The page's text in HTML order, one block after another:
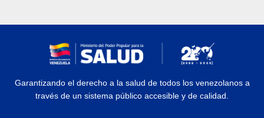
Garantizando el derecho a la salud de todos los venezolanos a
través de un sistema público accesible y de calidad.